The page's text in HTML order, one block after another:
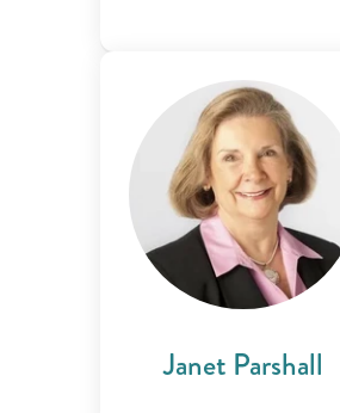
Janet Parshall